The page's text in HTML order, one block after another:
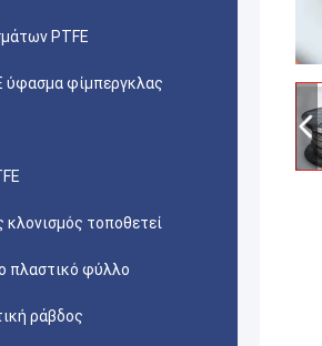
PTFE
ύφασμα φίμπεργκλας
κλονισμός τοποθετεί
πλαστικό φύλλο
ράβδος